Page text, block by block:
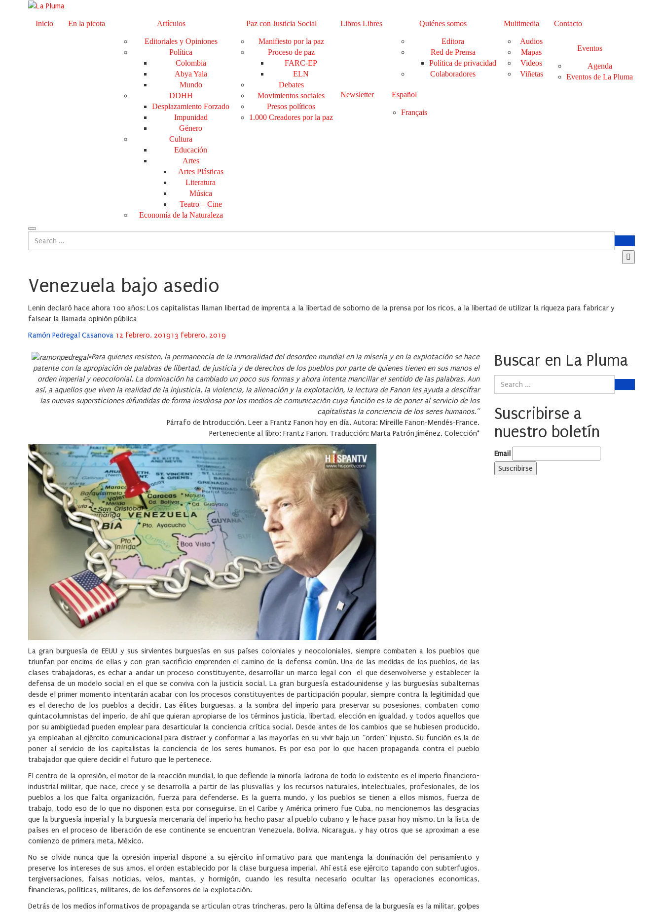
Inicio En la picota Artículos
Editoriales y Opiniones
Política
Colombia
Abya Yala
Mundo
DDHH
Desplazamiento Forzado
Impunidad
Género
Cultura
Educación
Artes
Artes Plásticas
Literatura
Música
Teatro – Cine
Economía de la Naturaleza
Paz con Justicia Social
Manifiesto por la paz
Proceso de paz
FARC-EP
ELN
Debates
Movimientos sociales
Presos políticos
1.000 Creadores por la paz
Libros Libres Quiénes somos
Editora
Red de Prensa
Política de privacidad
Colaboradores
Multimedia
Audios
Mapas
Videos
Viñetas
Contacto
Eventos
Agenda
Eventos de La Pluma
Newsletter Español
Français
Venezuela bajo asedio
Lenin declaró hace ahora 100 años: Los capitalistas llaman libertad de imprenta a la libertad de soborno de la prensa por los ricos, a la libertad de utilizar la riqueza para fabricar y
falsear la llamada opinión pública
Ramón Pedregal Casanova Posted
12 febrero, 201913 febrero, 2019
«Para quienes resisten, la permanencia de la inmoralidad del desorden mundial en la miseria y en la explotación se hace
patente con la apropiación de palabras de libertad, de justicia y de derechos de los pueblos por parte de quienes tienen en sus manos el
orden imperial y neocolonial. La dominación ha cambiado un poco sus formas y ahora intenta mancillar el sentido de las palabras. Aun
así, a aquellos que viven la realidad de la injusticia, la violencia, la alienación y la explotación, la lectura de Fanon les ayuda a descifrar
las nuevas supersticiones difundidas de forma insidiosa por los medios de comunicación cuya función es la de poner al servicio de los
capitalistas la conciencia de los seres humanos.”
Párrafo de Introducción. Leer a Frantz Fanon hoy en día. Autora: Mireille Fanon-Mendés-France.
Perteneciente al libro: Frantz Fanon. Traducción: Marta Patrón Jiménez. Colección*
La gran burguesía de EEUU y sus sirvientes burguesías en sus países coloniales y neocoloniales, siempre combaten a los pueblos que
triunfan por encima de ellas y con gran sacrificio emprenden el camino de la defensa común. Una de las medidas de los pueblos, de las
clases trabajadoras, es echar a andar un proceso constituyente, desarrollar un marco legal con el que desenvolverse y establecer la
defensa de un modelo social en el que se conviva con la justicia social. La gran burguesía estadounidense y las burguesías subalternas
desde el primer momento intentarán acabar con los procesos constituyentes de participación popular, siempre contra la legitimidad que
es el derecho de los pueblos a decidir. Las élites burguesas, a la sombra del imperio para preservar su posesiones, combaten como
quintacolumnistas del imperio, de ahí que quieran apropiarse de los términos justicia, libertad, elección en igualdad, y todos aquellos que
por su ambigüedad pueden emplear para desarticular la conciencia crítica social. Desde antes de los cambios que se hubiesen producido,
ya empleaban al ejército comunicacional para distraer y conformar a las mayorías en su vivir bajo un “orden” injusto. Su función es la de
poner al servicio de los capitalistas la conciencia de los seres humanos. Es por eso por lo que hacen propaganda contra el pueblo
trabajador que quiere decidir el futuro que le pertenece.
El centro de la opresión, el motor de la reacción mundial, lo que defiende la minoría ladrona de todo lo existente es el imperio financiero-
industrial militar, que nace, crece y se desarrolla a partir de las plusvalías y los recursos naturales, intelectuales, profesionales, de los
pueblos a los que falta organización, fuerza para defenderse. Es la guerra mundo, y los pueblos se tienen a ellos mismos, fuerza de
trabajo, todo eso de lo que no disponen esta por conseguirse. En el Caribe y América primero fue Cuba, no mencionemos las desgracias
que la burguesía imperial y la burguesía mercenaria del imperio ha hecho pasar al pueblo cubano y le hace pasar hoy mismo. En la lista de
países en el proceso de liberación de ese continente se encuentran Venezuela, Bolivia, Nicaragua, y hay otros que se aproximan a ese
comienzo de primera meta, México.
No se olvide nunca que la opresión imperial dispone a su ejército informativo para que mantenga la dominación del pensamiento y
preserve los intereses de sus amos, el orden establecido por la clase burguesa imperial. Ahí está ese ejército tapando con subterfugios,
tergiversaciones, falsas noticias, velos, mantas, y hormigón, cuando les resulta necesario ocultar las operaciones economicas,
financieras, políticas, militares, de los defensores de la explotación.
Detrás de los medios informativos de propaganda se articulan otras trincheras, pero la última defensa de la burguesía es la militar, golpes
Buscar en La Pluma
Suscribirse a
nuestro boletín
Email